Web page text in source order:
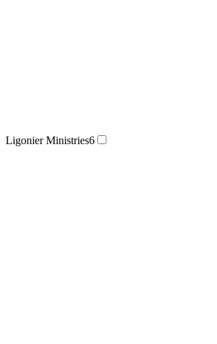
Ligonier Ministries6